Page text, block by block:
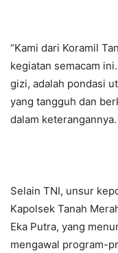
“Kami dari Koramil
kegiatan semacam
gizi, adalah pondasi
yang tangguh dan
dalam keterangannya.
Selain TNI, unsur
Kapolsek Tanah
Eka Putra, yang
mengawal program-